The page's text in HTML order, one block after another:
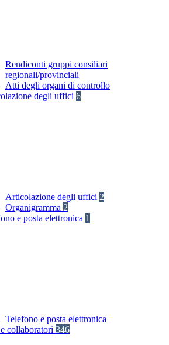
Rendiconti gruppi consiliari
regionali/provinciali
Atti degli organi di controllo
degli uffici 6
Articolazione degli uffici 2
Organigramma 2
e posta elettronica 1
Telefono e posta elettronica
collaboratori 346